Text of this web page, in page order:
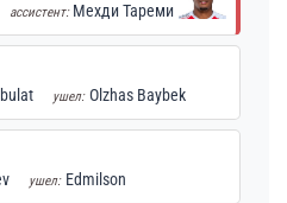
ассистент: Мехди Тареми
ушел: Olzhas Baybek
ушел: Edmilson